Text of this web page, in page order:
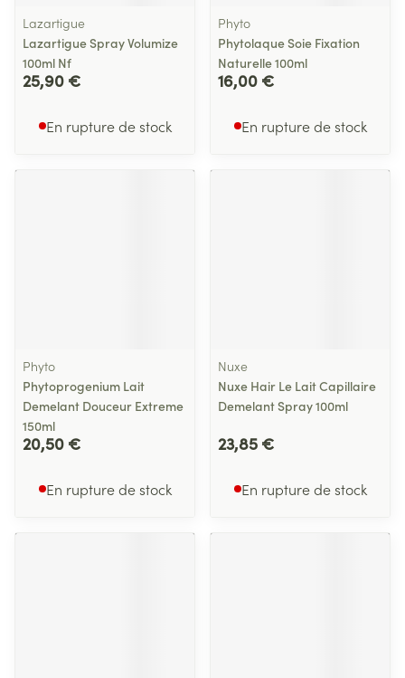
Lazartigue
Lazartigue Spray Volumize
100ml Nf
25,90 €
En rupture de stock
Phyto
Phytolaque Soie Fixation
Naturelle 100ml
16,00 €
En rupture de stock
Phyto
Phytoprogenium Lait
Demelant Douceur Extreme
150ml
20,50 €
En rupture de stock
Nuxe
Nuxe Hair Le Lait Capillaire
Demelant Spray 100ml
23,85 €
En rupture de stock